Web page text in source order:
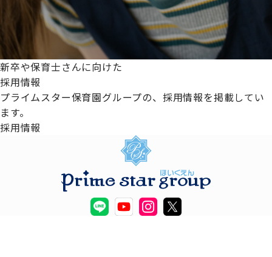
新卒や保育士さんに向けた
採用情報
プライムスター保育園グループの、採用情報を掲載してい
ます。
採用情報